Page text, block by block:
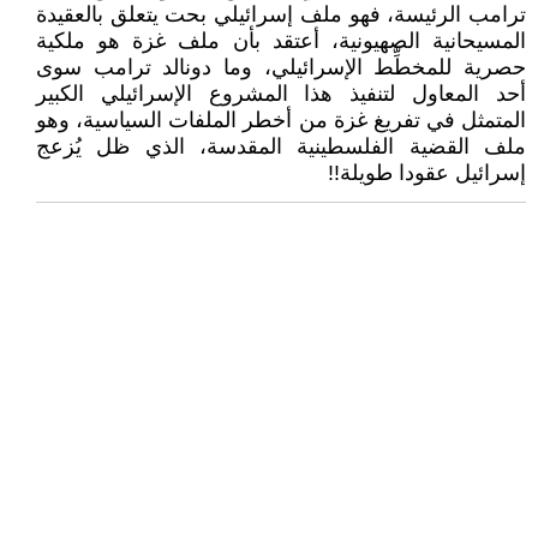
ترامب الرئيسة، فهو ملف إسرائيلي بحت يتعلق بالعقيدة
المسيحانية الصهيونية، أعتقد بأن ملف غزة هو ملكية
حصرية للمخطِّط الإسرائيلي، وما دونالد ترامب سوى
أحد المعاول لتنفيذ هذا المشروع الإسرائيلي الكبير
المتمثل في تفريغ غزة من أخطر الملفات السياسية، وهو
ملف القضية الفلسطينية المقدسة، الذي ظل يُزعج
إسرائيل عقودا طويلة!!